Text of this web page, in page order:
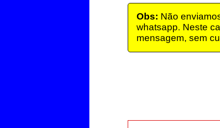
Obs: Não
whatsapp. Neste
mensagem, sem